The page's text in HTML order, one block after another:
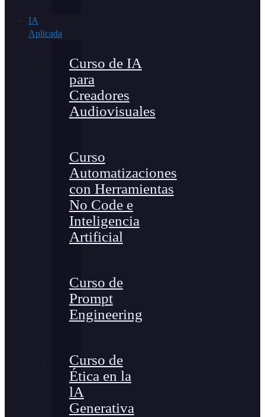
IA
Aplicada
Curso de IA
para
Creadores
Audiovisuales
Curso
Automatizaciones
con Herramientas
No Code e
Inteligencia
Artificial
Curso de
Prompt
Engineering
Curso de
Ética en la
lA
Generativa